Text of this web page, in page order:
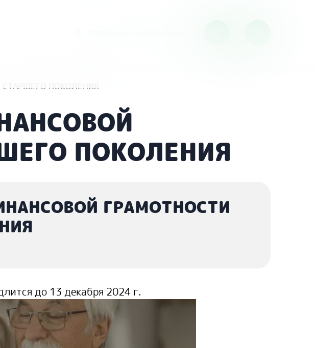
ПОКОЛЕНИЯ
ПОКОЛЕНИЯ
ГРАМОТНОСТИ
до 13 декабря 2024 г.